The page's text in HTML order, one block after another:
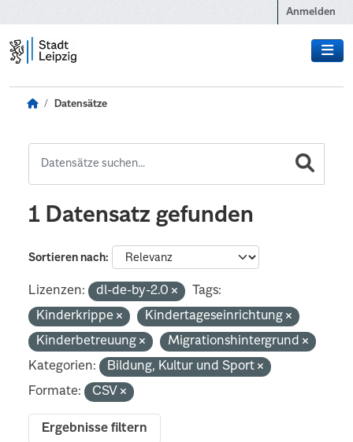
Anmelden
Datensätze
1 Datensatz gefunden
Sortieren nach
Lizenzen: dl-de-by-2.0
Tags:
Kinderkrippe
Kindertageseinrichtung
Kinderbetreuung
Migrationshintergrund
Kategorien:
Bildung, Kultur und Sport
Formate:
CSV
Ergebnisse filtern